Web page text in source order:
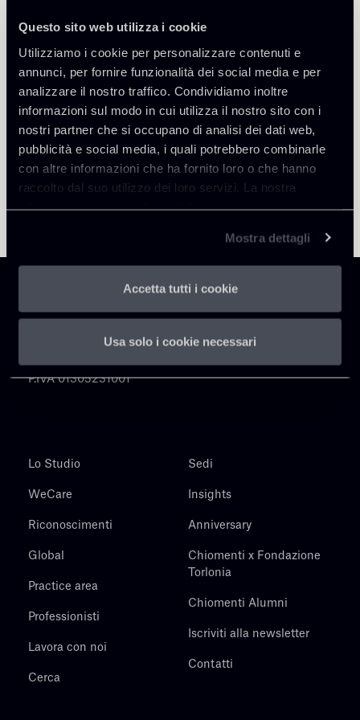
Questo sito web utilizza i cookie
Utilizziamo i cookie per personalizzare contenuti e
annunci, per fornire funzionalità dei social media e per
analizzare il nostro traffico. Condividiamo inoltre
informazioni sul modo in cui utilizza il nostro sito con i
nostri partner che si occupano di analisi dei dati web,
pubblicità e social media, i quali potrebbero combinarle
con altre informazioni che ha fornito loro o che hanno
raccolto dal suo utilizzo dei loro servizi. La nostra
informativa privacy è disponibilequi.
Mostra dettagli
Accetta tutti i cookie
Usa solo i cookie necessari
Scopri il professionista
P.IVA 01305231001
Lo Studio
WeCare
Riconoscimenti
Global
Practice area
Professionisti
Lavora con noi
Cerca
Sedi
Insights
Anniversary
Chiomenti x Fondazione
Torlonia
Chiomenti Alumni
Iscriviti alla newsletter
Contatti